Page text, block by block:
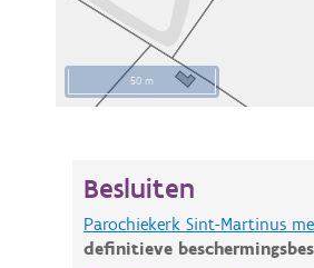
50 m
Besluiten
Parochiekerk Sint-Martinus
definitieve